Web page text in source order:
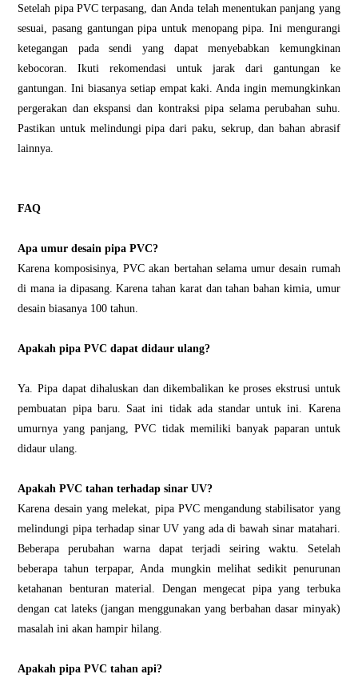
Setelah pipa PVC terpasang, dan Anda telah menentukan panjang yang
sesuai, pasang gantungan pipa untuk menopang pipa. Ini mengurangi
ketegangan pada sendi yang dapat menyebabkan kemungkinan
kebocoran. Ikuti rekomendasi untuk jarak dari gantungan ke
gantungan. Ini biasanya setiap empat kaki. Anda ingin memungkinkan
pergerakan dan ekspansi dan kontraksi pipa selama perubahan suhu.
Pastikan untuk melindungi pipa dari paku, sekrup, dan bahan abrasif
lainnya.
FAQ
Apa umur desain pipa PVC?
Karena komposisinya, PVC akan bertahan selama umur desain rumah
di mana ia dipasang. Karena tahan karat dan tahan bahan kimia, umur
desain biasanya 100 tahun.
Apakah pipa PVC dapat didaur ulang?
Ya. Pipa dapat dihaluskan dan dikembalikan ke proses ekstrusi untuk
pembuatan pipa baru. Saat ini tidak ada standar untuk ini. Karena
umurnya yang panjang, PVC tidak memiliki banyak paparan untuk
didaur ulang.
Apakah PVC tahan terhadap sinar UV?
Karena desain yang melekat, pipa PVC mengandung stabilisator yang
melindungi pipa terhadap sinar UV yang ada di bawah sinar matahari.
Beberapa perubahan warna dapat terjadi seiring waktu. Setelah
beberapa tahun terpapar, Anda mungkin melihat sedikit penurunan
ketahanan benturan material. Dengan mengecat pipa yang terbuka
dengan cat lateks (jangan menggunakan yang berbahan dasar minyak)
masalah ini akan hampir hilang.
Apakah pipa PVC tahan api?